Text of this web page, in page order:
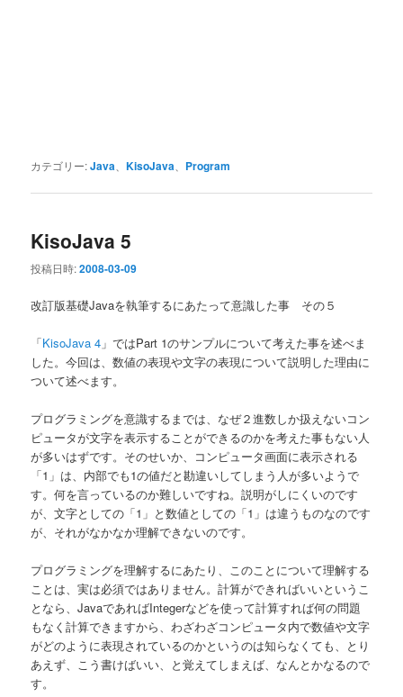
カテゴリー:Java 、KisoJava Program
KisoJava 5
投稿日時:2008-03-09
改訂版基礎Javaを執筆するにあたって意識した事 その５
「KisoJava 4 」ではPart 1のサンプルについて考えた事を述べま
した。今回は、数値の表現や文字の表現について説明した理由に
ついて述べます。
プログラミングを意識するまでは、なぜ２進数しか扱えないコン
ピュータが文字を表示することができるのかを考えた事もない人
が多いはずです。そのせいか、コンピュータ画面に表示される
「1」は、内部でも1の値だと勘違いしてしまう人が多いようで
す。何を言っているのか難しいですね。説明がしにくいのです
が、文字としての「1」と数値としての「1」は違うものなのです
が、それがなかなか理解できないのです。
プログラミングを理解するにあたり、このことについて理解する
ことは、実は必須ではありません。計算ができればいいというこ
となら、JavaであればIntegerなどを使って計算すれば何の問題
もなく計算できますから、わざわざコンピュータ内で数値や文字
がどのように表現されているのかというのは知らなくても、とり
あえず、こう書けばいい、と覚えてしまえば、なんとかなるので
す。